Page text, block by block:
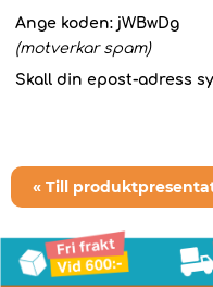
Ange koden: jWBwDg
(motverkar spam)
Skall din epost-adress
« Till